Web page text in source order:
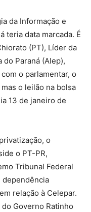
da Informação e
teria data marcada. É
(PT), Líder da
do Paraná (Alep),
o parlamentar, o
o leilão na bolsa
13 de janeiro de
o
o PT-PR,
Tribunal Federal
dependência
relação à Celepar.
Governo Ratinho